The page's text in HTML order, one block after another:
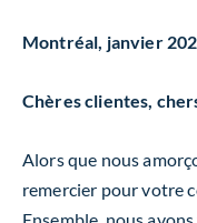
Montréal, janvier
Chères clientes,
Alors que nous
remercier pour votre